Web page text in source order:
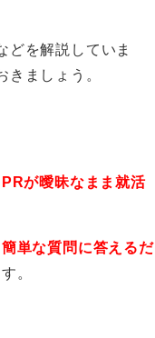
ソードで示
、相手の様子を
どを解説していま
ましょう。
PRが曖昧なまま就活
簡単な質問に答えるだ
。